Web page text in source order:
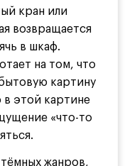
кран или
возвращается
в шкаф.
на том, что
картину
в этой картине
«что-то
жанров,